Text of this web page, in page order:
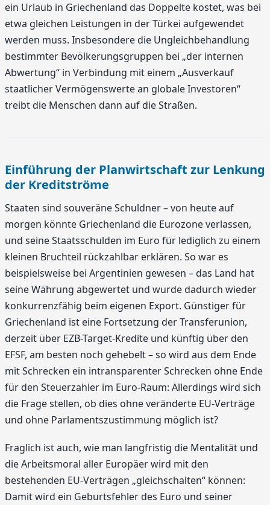
ein Urlaub in Griechenland das Doppelte kostet, was bei
etwa gleichen Leistungen in der Türkei aufgewendet
werden muss. Insbesondere die Ungleichbehandlung
bestimmter Bevölkerungsgruppen bei „der internen
Abwertung“ in Verbindung mit einem „Ausverkauf
staatlicher Vermögenswerte an globale Investoren“
treibt die Menschen dann auf die Straßen.
Einführung der Planwirtschaft zur Lenkung
der Kreditströme
Staaten sind souveräne Schuldner – von heute auf
morgen könnte Griechenland die Eurozone verlassen,
und seine Staatsschulden im Euro für lediglich zu einem
kleinen Bruchteil rückzahlbar erklären. So war es
beispielsweise bei Argentinien gewesen – das Land hat
seine Währung abgewertet und wurde dadurch wieder
konkurrenzfähig beim eigenen Export. Günstiger für
Griechenland ist eine Fortsetzung der Transferunion,
derzeit über EZB-Target-Kredite und künftig über den
EFSF, am besten noch gehebelt – so wird aus dem Ende
mit Schrecken ein intransparenter Schrecken ohne Ende
für den Steuerzahler im Euro-Raum: Allerdings wird sich
die Frage stellen, ob dies ohne veränderte EU-Verträge
und ohne Parlamentszustimmung möglich ist?
Fraglich ist auch, wie man langfristig die Mentalität und
die Arbeitsmoral aller Europäer wird mit den
bestehenden EU-Verträgen „gleichschalten“ können:
Damit wird ein Geburtsfehler des Euro und seiner